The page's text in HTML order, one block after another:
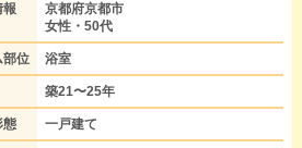
報
京都府京都市
女性・50代
部位 浴室
築21〜25年
態 一戸建て